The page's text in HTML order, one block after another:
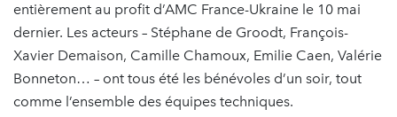
entièrement au profit d’AMC France-Ukraine le 10 mai
dernier. Les acteurs – Stéphane de Groodt, François-
Xavier Demaison, Camille Chamoux, Emilie Caen, Valérie
Bonneton… – ont tous été les bénévoles d’un soir, tout
comme l’ensemble des équipes techniques.